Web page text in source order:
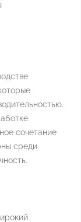
сочетание
среди